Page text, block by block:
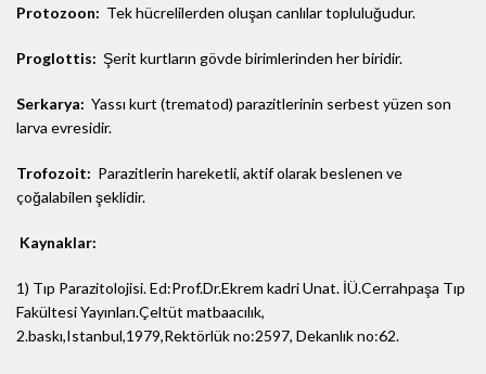
Protozoon: Tek hücrelilerden oluşan canlılar topluluğudur.
Proglottis: Şerit kurtların gövde birimlerinden her biridir.
Serkarya: Yassı kurt (trematod) parazitlerinin serbest yüzen son
larva evresidir.
Trofozoit: Parazitlerin hareketli, aktif olarak beslenen ve
çoğalabilen şeklidir.
Kaynaklar:
1) Tıp Parazitolojisi. Ed:Prof.Dr.Ekrem kadri Unat. İÜ.Cerrahpaşa Tıp
Fakültesi Yayınları.Çeltüt matbaacılık,
2.baskı,Istanbul,1979,Rektörlük no:2597, Dekanlık no:62.